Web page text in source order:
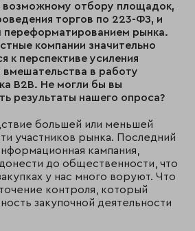
возможному отбору площадок,
торгов по 223-ФЗ, и
переформатированием рынка.
компании значительно
к перспективе усиления
вмешательства в работу
B2B. Не могли бы вы
результаты нашего опроса?
большей или меньшей
участников рынка. Последний
кампания,
до общественности, что
у нас много воруют. Что
контроля, который
закупочной деятельности